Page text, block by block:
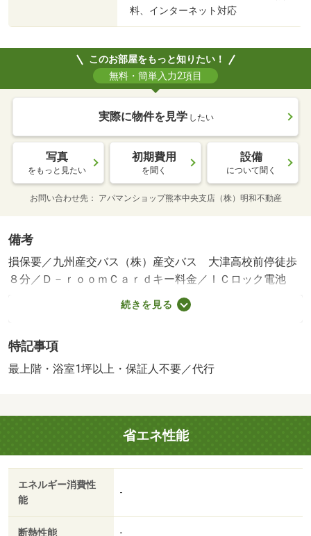
料、インターネット対応
このお部屋をもっと知りたい！
無料・簡単入力2項目
実際に物件を見学 したい
写真
をもっと見たい
初期費用
を聞く
設備
について聞く
お問い合わせ先 アパマンショップ熊本中央支店（株）明和不動産
備考
損保要／九州産交バス（株）産交バス 大津高校前停徒歩
８分／Ｄ－ｒｏｏｍＣａｒｄキー料金／ＩＣロック電池
（初回）／室内清掃費用等／保証会社利用必：機関保証加
入必須。 機関保証料は月額賃料等総額の３．４％＋８０
費精算※故意・過失等別途実費］ＬＰガス料金はご契約前
にＬＰガス事業者にご確認いただけます。 本物件はＺＥ
を含みます。 保証会社：イントラスト／バストイレ別
／バルコニー／エアコン／ガスコンロ対応／フローリング
／シャワー付洗面台／ＴＶインターホン／浴室乾燥機／オ
ートロック／室内洗濯置／シューズボックス／システムキ
ッチン／追焚機能浴室／温水洗浄便座／駐輪場／宅配ボッ
クス／即入居可／最上階／敷金不要／対面式キッチン／照
続きを見る
特記事項
最上階・浴室1坪以上・保証人不要／代行
省エネ性能
エネルギー消費性
能
-
断熱性能 -